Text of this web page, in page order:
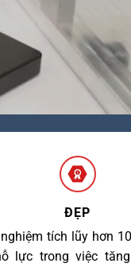
ĐẸP
tích lũy hơn
lực trong việc